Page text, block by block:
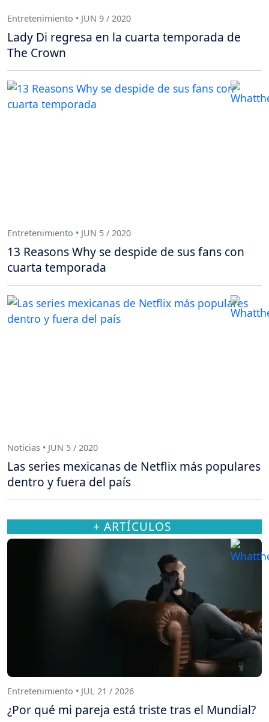
Entretenimiento • JUN 9 / 2020
Lady Di regresa en la cuarta temporada de
The Crown
Entretenimiento • JUN 5 / 2020
13 Reasons Why se despide de sus fans con
cuarta temporada
Noticias • JUN 5 / 2020
Las series mexicanas de Netflix más populares
dentro y fuera del país
+ ARTÍCULOS
Entretenimiento • JUL 21 / 2026
¿Por qué mi pareja está triste tras el Mundial?